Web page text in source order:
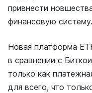
привнести
финансовую систему.
Новая платформа
в сравнении с
только как
для всего, что